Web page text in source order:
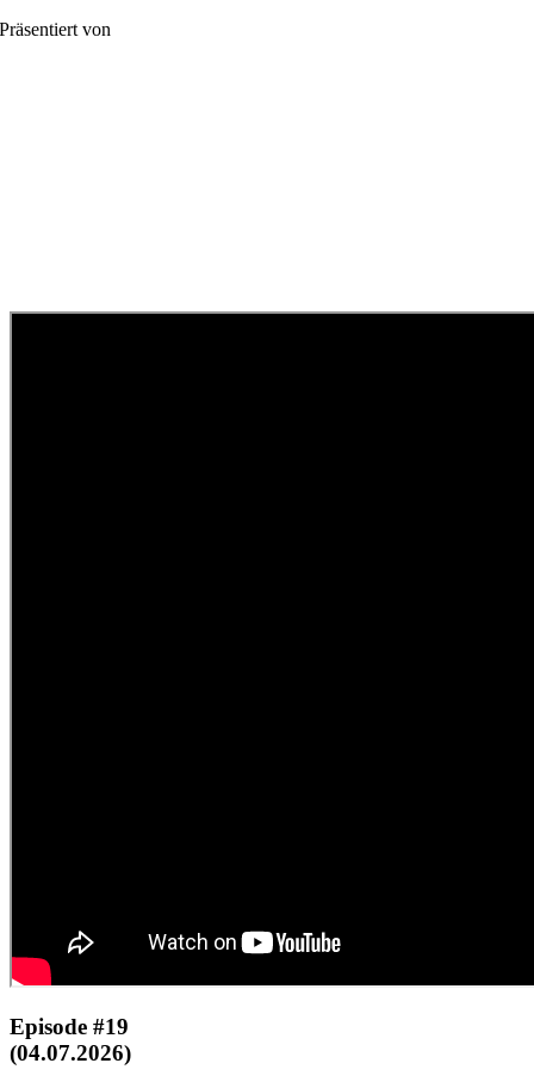
Präsentiert von
Episode #19
(04.07.2026)